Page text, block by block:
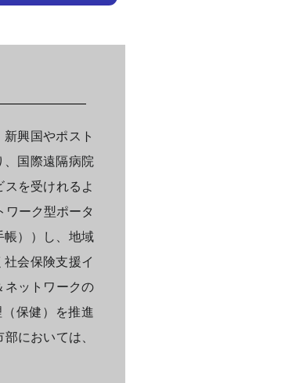
興国やポスト
国際遠隔病院
を受けれるよ
ワーク型ポータ
帳））し、地域
会保険支援イ
ネットワークの
保健）を推進
においては、